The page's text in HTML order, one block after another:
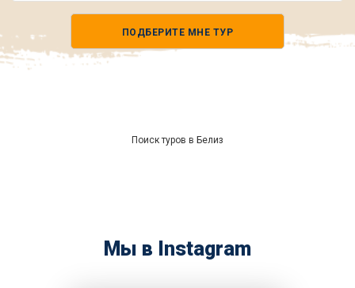
ПОДБЕРИТЕ МНЕ ТУР
Поиск туров в Белиз
Мы в Instagram